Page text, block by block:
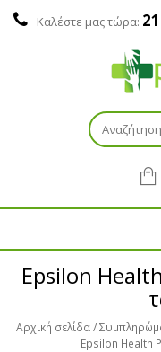
Καλέστε μας τώρα:
Epsilon
Αρχική σελίδα
Epsilon Health